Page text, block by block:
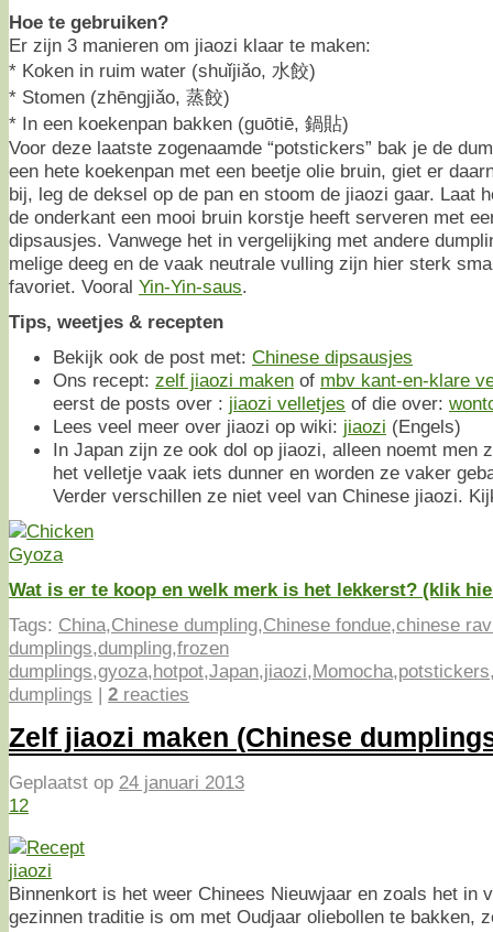
Hoe te gebruiken?
Er zijn 3 manieren om jiaozi klaar te maken:
* Koken in ruim water (shuǐjiǎo, 水餃)
* Stomen (zhēngjiǎo, 蒸餃)
* In een koekenpan bakken (guōtiē, 鍋貼)
Voor deze laatste zogenaamde “potstickers” bak je de
een hete koekenpan met een beetje olie bruin, giet er
bij, leg de deksel op de pan en stoom de jiaozi gaar. Laat
de onderkant een mooi bruin korstje heeft serveren met
dipsausjes. Vanwege het in vergelijking met andere
melige deeg en de vaak neutrale vulling zijn hier sterk
favoriet. Vooral Yin-Yin-saus.
Tips, weetjes & recepten
Bekijk ook de post met: Chinese dipsausjes
Ons recept: zelf jiaozi maken of mbv kant-en-klare
eerst de posts over : jiaozi velletjes of die over:
Lees veel meer over jiaozi op wiki: jiaozi (Engels)
In Japan zijn ze ook dol op jiaozi, alleen noemt men
het velletje vaak iets dunner en worden ze vaker
Verder verschillen ze niet veel van Chinese jiaozi.
Wat is er te koop en welk merk is het lekkerst? (klik
Tags: China,Chinese dumpling,Chinese fondue,chinese
dumplings,dumpling,frozen
dumplings,gyoza,hotpot,Japan,jiaozi,Momocha,potstickers
dumplings | 2 reacties
Zelf jiaozi maken (Chinese
Geplaatst op 24 januari 2013
12
Binnenkort is het weer Chinees Nieuwjaar en zoals het in
gezinnen traditie is om met Oudjaar oliebollen te bakken,